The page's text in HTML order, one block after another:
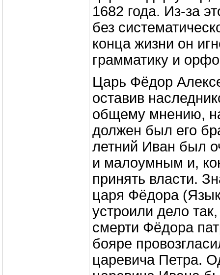
1682 года. Из-за
без
конца жизни он
грамматику и
Царь Фёдор
оставив
общему мнению,
должен был его
летний Иван был
и малоумным и,
принять власти.
царя Фёдора
устроили дело
смерти Фёдора
бояре
царевича Петра.